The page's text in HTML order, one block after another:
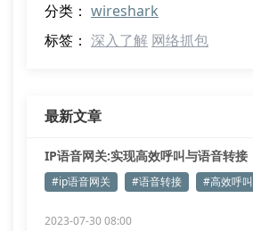
分类： wireshark
标签： 深入了解 网络抓包
最新文章
IP语音网关:实现高效呼叫与语音转接
#ip语音网关 #语音转接 #高效呼叫
2023-07-30 08:00